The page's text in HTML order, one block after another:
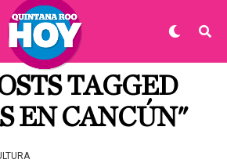
TAGGED
EN CANCÚN"